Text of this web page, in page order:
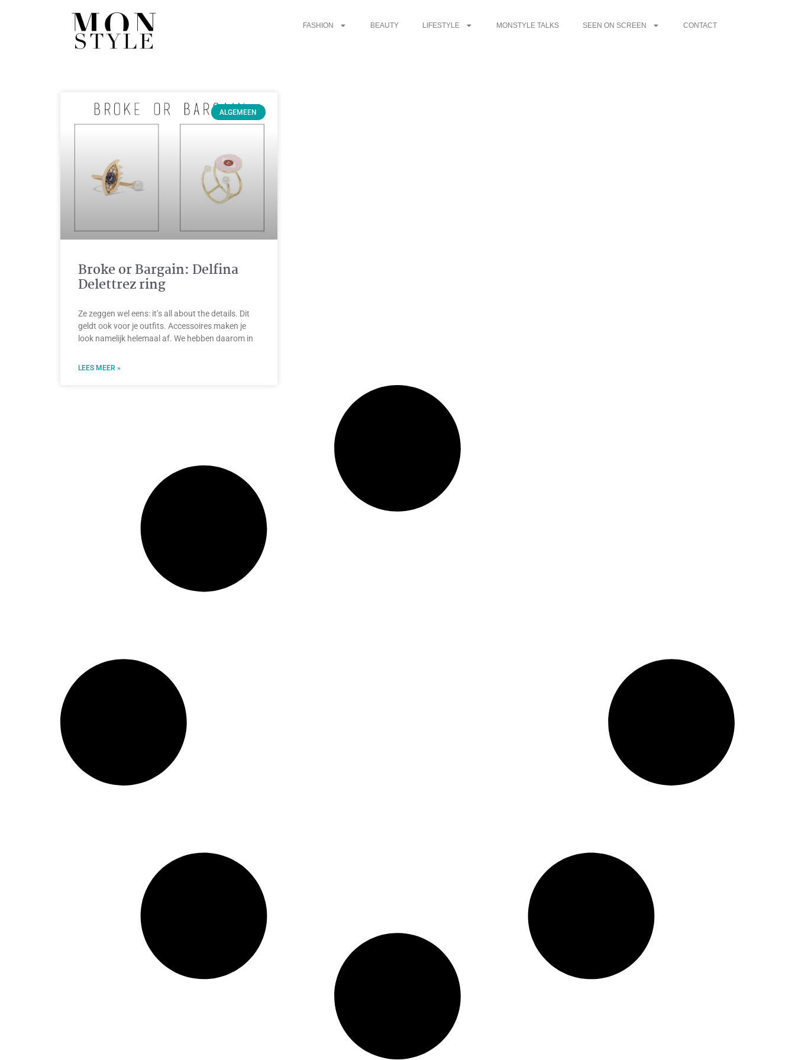
FASHION BEAUTY LIFESTYLE MONSTYLE TALKS SEEN ON SCREEN CONTACT
ALGEMEEN
Broke or Bargain: Delfina
Delettrez ring
Ze zeggen wel eens: it’s all about the details. Dit
geldt ook voor je outfits. Accessoires maken je
look namelijk helemaal af. We hebben daarom in
LEES MEER »